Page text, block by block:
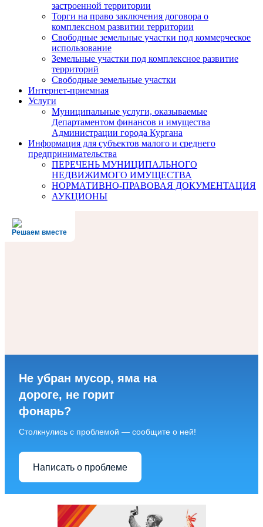
застроенной территории
Торги на право заключения договора о
комплексном развитии территории
Свободные земельные участки под коммерческое
использование
Земельные участки под комплексное развитие
территорий
Свободные земельные участки
Интернет-приемная
Услуги
Муниципальные услуги, оказываемые
Департаментом финансов и имущества
Администрации города Кургана
Информация для субъектов малого и среднего
предпринимательства
ПЕРЕЧЕНЬ МУНИЦИПАЛЬНОГО
НЕДВИЖИМОГО ИМУЩЕСТВА
НОРМАТИВНО-ПРАВОВАЯ ДОКУМЕНТАЦИЯ
АУКЦИОНЫ
Решаем вместе
Не убран мусор, яма на
дороге, не горит
фонарь?
Столкнулись с проблемой — сообщите о ней!
Написать о проблеме